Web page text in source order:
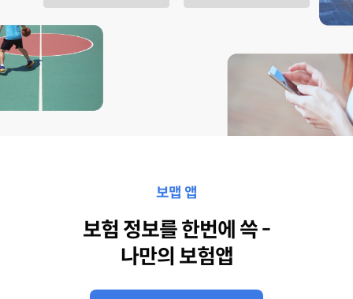
보맵 앱
보험 정보를 한번에 쓱 -
나만의 보험앱